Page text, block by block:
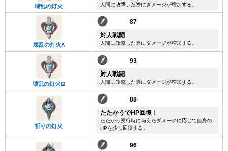
壊乱の灯火 人間に攻撃した際にダメージが増加する。
壊乱の灯火Λ
87
対人戦闘
人間に攻撃した際にダメージが増加する。
壊乱の灯火Ω
93
対人戦闘
人間に攻撃した際にダメージが増加する。
祈りの灯火
88
たたかうでHP回復Ⅰ
たたかう実行時に与えたダメージに応じて自身の
HPを少し回復する。
96